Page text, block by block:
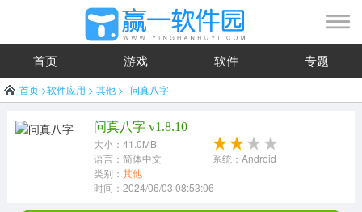
首页 游戏 软件 专题
首页 >软件应用 > 其他 > 问真八字
问真八字 v1.8.10
大小：41.0MB
语言：简体中文
系统：Android
类别： 其他
时间：2024/06/03 08:53:06